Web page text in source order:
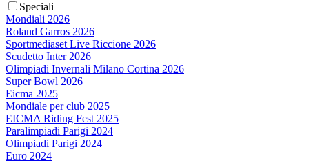
Speciali
Mondiali 2026
Roland Garros 2026
Sportmediaset Live Riccione 2026
Scudetto Inter 2026
Olimpiadi Invernali Milano Cortina 2026
Super Bowl 2026
Eicma 2025
Mondiale per club 2025
EICMA Riding Fest 2025
Paralimpiadi Parigi 2024
Olimpiadi Parigi 2024
Euro 2024